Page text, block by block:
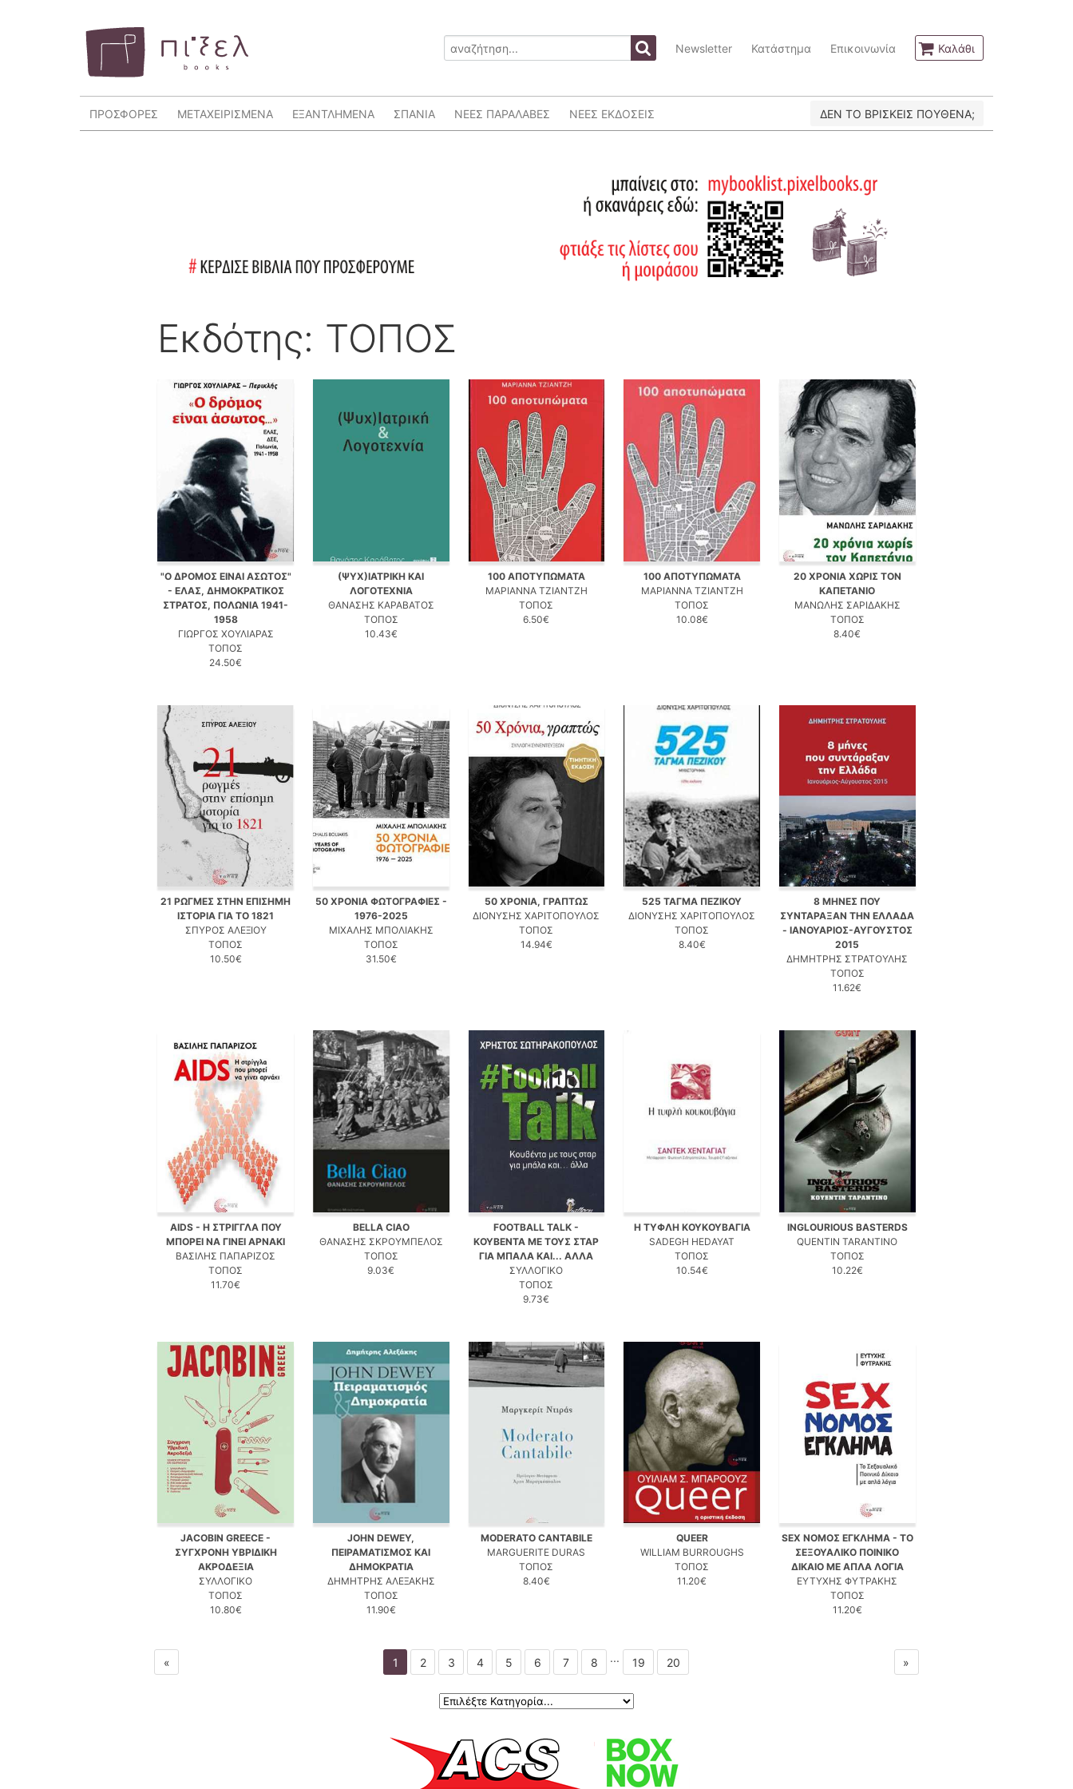
Newsletter Κατάστημα Επικοινωνία Καλάθι
ΠΡΟΣΦΟΡΕΣ ΜΕΤΑΧΕΙΡΙΣΜΕΝΑ ΕΞΑΝΤΛΗΜΕΝΑ ΣΠΑΝΙΑ ΝΕΕΣ ΠΑΡΑΛΑΒΕΣ ΝΕΕΣ ΕΚΔΟΣΕΙΣ ΔΕΝ ΤΟ ΒΡΙΣΚΕΙΣ ΠΟΥΘΕΝΑ;
Εκδότης: ΤΟΠΟΣ
"Ο ΔΡΟΜΟΣ ΕΙΝΑΙ ΑΣΩΤΟΣ"
- ΕΛΑΣ, ΔΗΜΟΚΡΑΤΙΚΟΣ
ΣΤΡΑΤΟΣ, ΠΟΛΩΝΙΑ 1941-
1958
ΓΙΩΡΓΟΣ ΧΟΥΛΙΑΡΑΣ
ΤΟΠΟΣ
24.50€
(ΨΥΧ)ΙΑΤΡΙΚΗ ΚΑΙ
ΛΟΓΟΤΕΧΝΙΑ
ΘΑΝΑΣΗΣ ΚΑΡΑΒΑΤΟΣ
ΤΟΠΟΣ
10.43€
100 ΑΠΟΤΥΠΩΜΑΤΑ
ΜΑΡΙΑΝΝΑ ΤΖΙΑΝΤΖΗ
ΤΟΠΟΣ
6.50€
100 ΑΠΟΤΥΠΩΜΑΤΑ
ΜΑΡΙΑΝΝΑ ΤΖΙΑΝΤΖΗ
ΤΟΠΟΣ
10.08€
20 ΧΡΟΝΙΑ ΧΩΡΙΣ ΤΟΝ
ΚΑΠΕΤΑΝΙΟ
ΜΑΝΩΛΗΣ ΣΑΡΙΔΑΚΗΣ
ΤΟΠΟΣ
8.40€
21 ΡΩΓΜΕΣ ΣΤΗΝ ΕΠΙΣΗΜΗ
ΙΣΤΟΡΙΑ ΓΙΑ ΤΟ 1821
ΣΠΥΡΟΣ ΑΛΕΞΙΟΥ
ΤΟΠΟΣ
10.50€
50 ΧΡΟΝΙΑ ΦΩΤΟΓΡΑΦΙΕΣ -
1976-2025
ΜΙΧΑΛΗΣ ΜΠΟΛΙΑΚΗΣ
ΤΟΠΟΣ
31.50€
50 ΧΡΟΝΙΑ, ΓΡΑΠΤΩΣ
ΔΙΟΝΥΣΗΣ ΧΑΡΙΤΟΠΟΥΛΟΣ
ΤΟΠΟΣ
14.94€
525 ΤΑΓΜΑ ΠΕΖΙΚΟΥ
ΔΙΟΝΥΣΗΣ ΧΑΡΙΤΟΠΟΥΛΟΣ
ΤΟΠΟΣ
8.40€
8 ΜΗΝΕΣ ΠΟΥ
ΣΥΝΤΑΡΑΞΑΝ ΤΗΝ ΕΛΛΑΔΑ
- ΙΑΝΟΥΑΡΙΟΣ-ΑΥΓΟΥΣΤΟΣ
2015
ΔΗΜΗΤΡΗΣ ΣΤΡΑΤΟΥΛΗΣ
ΤΟΠΟΣ
11.62€
AIDS - Η ΣΤΡΙΓΓΛΑ ΠΟΥ
ΜΠΟΡΕΙ ΝΑ ΓΙΝΕΙ ΑΡΝΑΚΙ
ΒΑΣΙΛΗΣ ΠΑΠΑΡΙΖΟΣ
ΤΟΠΟΣ
11.70€
BELLA CIAO
ΘΑΝΑΣΗΣ ΣΚΡΟΥΜΠΕΛΟΣ
ΤΟΠΟΣ
9.03€
FOOTBALL TALK -
ΚΟΥΒΕΝΤΑ ΜΕ ΤΟΥΣ ΣΤΑΡ
ΓΙΑ ΜΠΑΛΑ ΚΑΙ... ΑΛΛΑ
ΣΥΛΛΟΓΙΚΟ
ΤΟΠΟΣ
9.73€
H ΤΥΦΛΗ ΚΟΥΚΟΥΒΑΓΙΑ
SADEGH HEDAYAT
ΤΟΠΟΣ
10.54€
INGLOURIOUS BASTERDS
QUENTIN TARANTINO
ΤΟΠΟΣ
10.22€
JACOBIN GREECE -
ΣΥΓΧΡΟΝΗ ΥΒΡΙΔΙΚΗ
ΑΚΡΟΔΕΞΙΑ
ΣΥΛΛΟΓΙΚΟ
ΤΟΠΟΣ
10.80€
JOHN DEWEY,
ΠΕΙΡΑΜΑΤΙΣΜΟΣ ΚΑΙ
ΔΗΜΟΚΡΑΤΙΑ
ΔΗΜΗΤΡΗΣ ΑΛΕΞΑΚΗΣ
ΤΟΠΟΣ
11.90€
MODERATO CANTABILE
MARGUERITE DURAS
ΤΟΠΟΣ
8.40€
QUEER
WILLIAM BURROUGHS
ΤΟΠΟΣ
11.20€
SEX ΝΟΜΟΣ ΕΓΚΛΗΜΑ - ΤΟ
ΣΕΞΟΥΑΛΙΚΟ ΠΟΙΝΙΚΟ
ΔΙΚΑΙΟ ΜΕ ΑΠΛΑ ΛΟΓΙΑ
ΕΥΤΥΧΗΣ ΦΥΤΡΑΚΗΣ
ΤΟΠΟΣ
11.20€
« 1 2 3 4 5 6 7 8 ... 19 20 »